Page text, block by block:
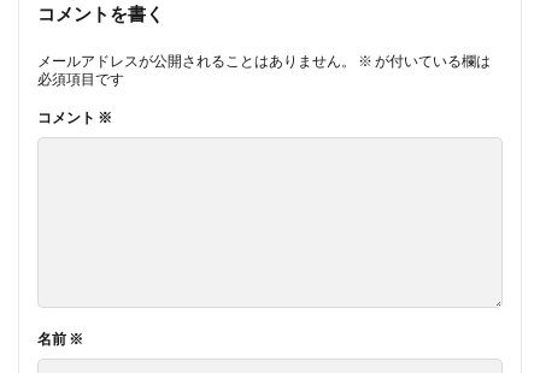
コメントを書く
メールアドレスが公開されることはありません。 ※ が付いている欄は
必須項目です
コメント ※
名前 ※